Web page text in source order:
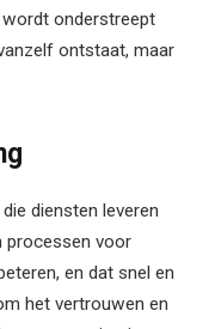
wordt onderstreept
ontstaat, maar
diensten leveren
processen voor
en dat snel en
het vertrouwen en